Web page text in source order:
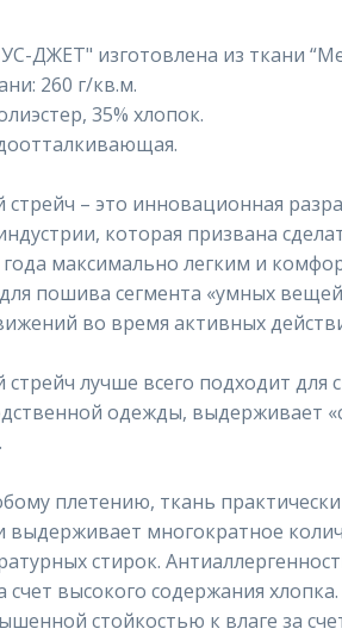
ДЖЕТ" изготовлена из ткани
260 г/кв.м.
35% хлопок.
стрейч – это инновационная
которая призвана
максимально легким и
для пошива сегмента «умных
во время активных
стрейч лучше всего подходит для
одежды, выдерживает
плетению, ткань
выдерживает многократное
стирок.
счет высокого содержания
стойкостью к влаге за